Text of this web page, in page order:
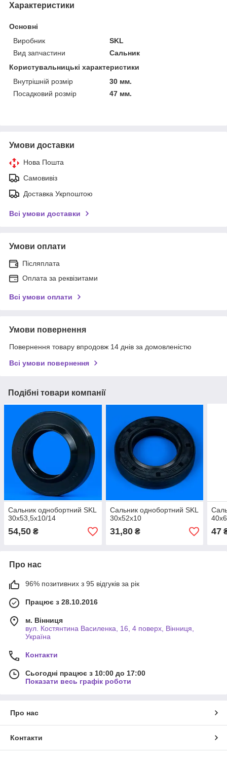
Характеристики
Основні
Виробник
SKL
Вид запчастини
Сальник
Користувальницькі характеристики
Внутрішній розмір
30 мм.
Посадковий розмір
47 мм.
Умови доставки
Нова Пошта
Самовивіз
Доставка Укрпоштою
Всі умови доставки
Умови оплати
Післяплата
Оплата за реквізитами
Всі умови оплати
Умови повернення
Повернення товару впродовж 14 днів за домовленістю
Всі умови повернення
Подібні товари компанії
Сальник однобортний SKL
30х53,5х10/14
54,50 ₴
Сальник однобортний SKL
30х52х10
31,80₴ 47
Про нас
96% позитивних з 95 відгуків за рік
Працює з 28.10.2016
м. Вінниця
вул. Костянтина Василенка, 16, 4 поверх, Вінниця,
Україна
Контакти
Сьогодні працює з 10:00 до 17:00
Показати весь графік роботи
Про нас
Контакти